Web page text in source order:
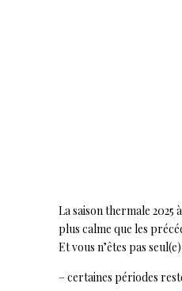
La saison thermale 2025
plus calme que les
Et vous n’êtes pas
– certaines périodes